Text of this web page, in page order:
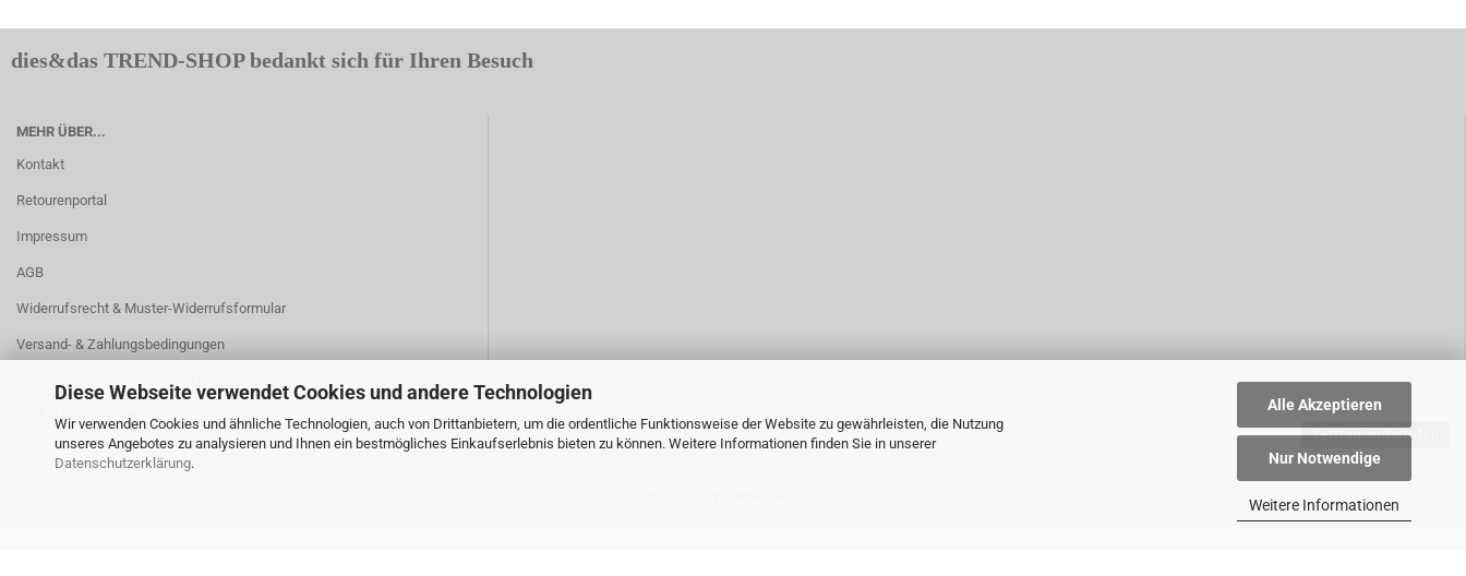
Diese Webseite verwendet Cookies und andere Technologien
Wir verwenden Cookies und ähnliche Technologien, auch von Drittanbietern, um die ordentliche Funktionsweise der Website zu gewährleisten, die Nutzung
unseres Angebotes zu analysieren und Ihnen ein bestmögliches Einkaufserlebnis bieten zu können. Weitere Informationen finden Sie in unserer
Datenschutzerklärung.
Alle Akzeptieren
Nur Notwendige
Weitere Informationen
dies&das TREND-SHOP bedankt sich für Ihren Besuch
MEHR ÜBER...
Kontakt
Retourenportal
Impressum
AGB
Widerrufsrecht & Muster-Widerrufsformular
Versand- & Zahlungsbedingungen
Privatsphäre und Datenschutz
Cookie Einstellungen
Vertrag widerrufen